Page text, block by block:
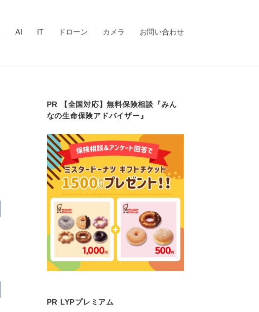
AI IT ドローン カメラ お問い合わせ
PR 【全国対応】無料保険相談『みん
なの生命保険アドバイザー』
PR LYPプレミアム